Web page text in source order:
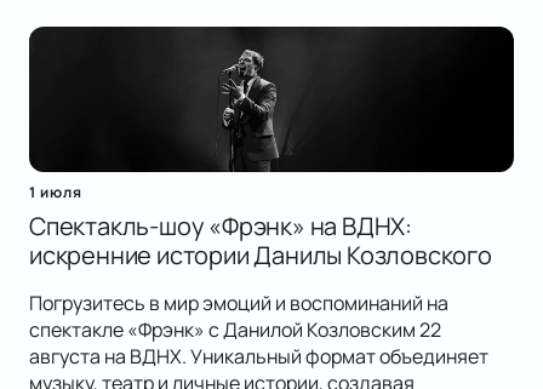
1 июля
Спектакль-шоу «Фрэнк» на ВДНХ:
искренние истории Данилы Козловского
Погрузитесь в мир эмоций и воспоминаний на
спектакле «Фрэнк» с Данилой Козловским 22
августа на ВДНХ. Уникальный формат объединяет
музыку, театр и личные истории, создавая